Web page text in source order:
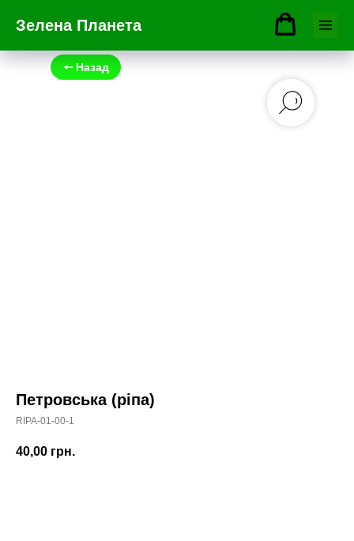
Зелена Планета
🠔 Назад
Петровська (ріпа)
RIPA-01-00-1
40,00 грн.